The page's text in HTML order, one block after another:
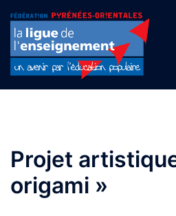
contenu
Projet
origami »